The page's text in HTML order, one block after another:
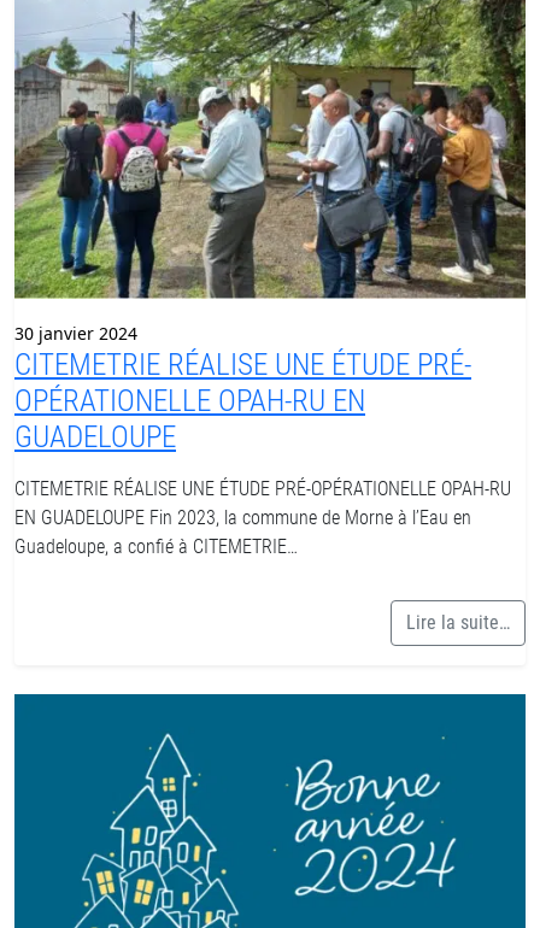
30 janvier 2024
CITEMETRIE RÉALISE UNE ÉTUDE PRÉ-
OPÉRATIONELLE OPAH-RU EN
GUADELOUPE
CITEMETRIE RÉALISE UNE ÉTUDE PRÉ-OPÉRATIONELLE OPAH-RU
EN GUADELOUPE Fin 2023, la commune de Morne à l’Eau en
Guadeloupe, a confié à CITEMETRIE…
Lire la suite…